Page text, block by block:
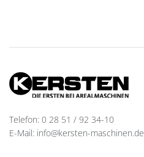
Telefon: 0 28 51 / 92 34-10
E-Mail: info@kersten-maschinen.de